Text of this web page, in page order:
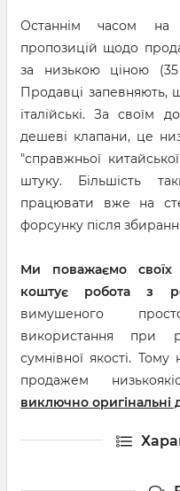
Останнім часом на
пропозицій щодо
за низькою ціною
Продавці запевняють,
італійські. За своїм
дешеві клапани, це
"справжньої
штуку. Більшість
працювати вже на
форсунку після
Ми поважаємо своїх
коштує робота з
вимушеного
використання при
сумнівної якості.
продажем
виключно оригінальні